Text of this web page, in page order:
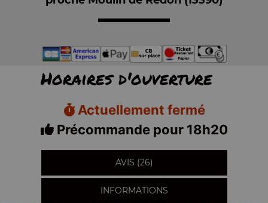
Horaires d'ouverture
Actuellement fermé
Précommande pour 18h20
AVIS (26)
INFORMATIONS